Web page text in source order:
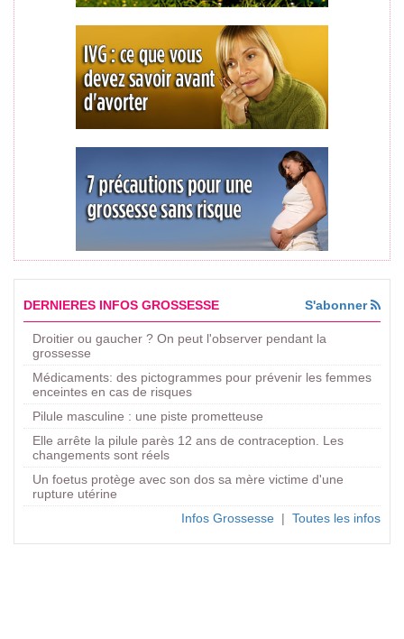
DERNIERES INFOS GROSSESSE S'abonner
Droitier ou gaucher ? On peut l'observer pendant la
grossesse
Médicaments: des pictogrammes pour prévenir les femmes
enceintes en cas de risques
Pilule masculine : une piste prometteuse
Elle arrête la pilule parès 12 ans de contraception. Les
changements sont réels
Un foetus protège avec son dos sa mère victime d'une
rupture utérine
Infos Grossesse | Toutes les infos